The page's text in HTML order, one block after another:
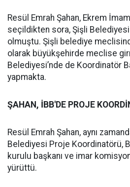
Resül Emrah Şahan, Ekrem
seçildikten sora, Şişli
olmuştu. Şişli belediye
olarak büyükşehirde meclise
Belediyesi’nde de Koordinatör
yapmakta.
ŞAHAN, İBB'DE PROJE
Resül Emrah Şahan, aynı
Belediyesi Proje Koordinatörü,
kurulu başkanı ve imar
yürüttü.